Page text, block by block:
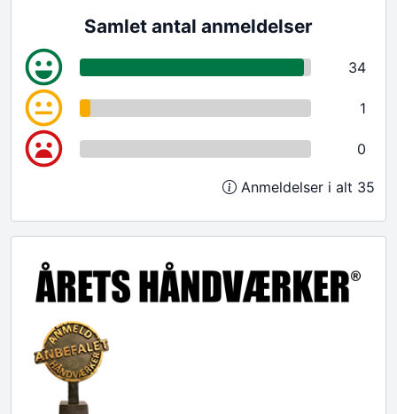
Samlet antal anmeldelser
34
1
0
Anmeldelser i alt 35